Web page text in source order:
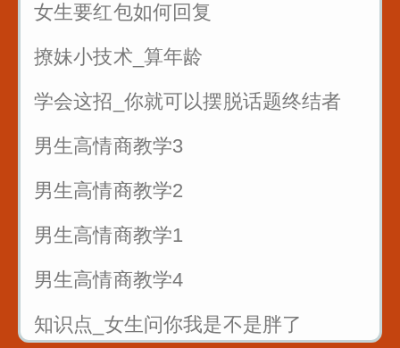
销售很厉害的一招反问
遇到只问不买的客户怎么聊
女生要红包如何回复
撩妹小技术_算年龄
学会这招_你就可以摆脱话题终结者
男生高情商教学3
男生高情商教学2
男生高情商教学1
男生高情商教学4
知识点_女生问你我是不是胖了